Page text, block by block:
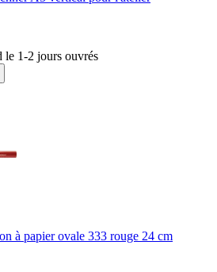
le 1-2 jours ouvrés
à papier ovale 333 rouge 24 cm